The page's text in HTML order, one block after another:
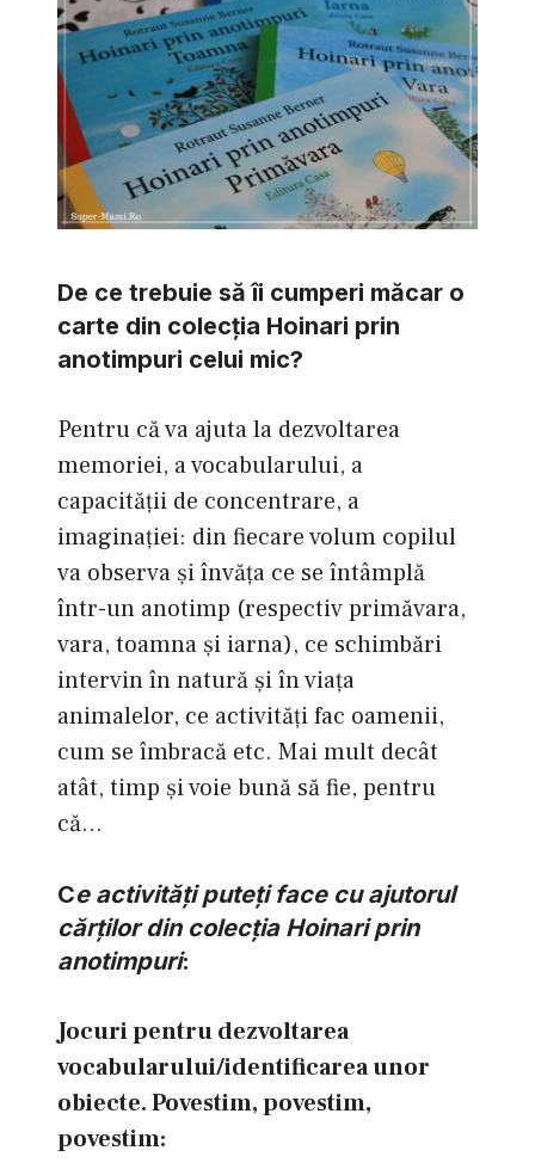
De ce trebuie să îi cumperi măcar o
carte din colecţia Hoinari prin
anotimpuri celui mic?
Pentru că va ajuta la dezvoltarea
memoriei, a vocabularului, a
capacităţii de concentrare, a
imaginaţiei: din fiecare volum copilul
va observa şi învăţa ce se întâmplă
într-un anotimp (respectiv primăvara,
vara, toamna şi iarna), ce schimbări
intervin în natură şi în viaţa
animalelor, ce activităţi fac oamenii,
cum se îmbracă etc. Mai mult decât
atât, timp şi voie bună să fie, pentru
că…
Ce activităţi puteţi face cu ajutorul
cărţilor din colecţia Hoinari prin
anotimpuri:
Jocuri pentru dezvoltarea
vocabularului/identificarea unor
obiecte. Povestim, povestim,
povestim: